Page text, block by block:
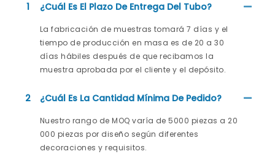
1 ¿Cuál Es El Plazo De Entrega Del Tubo?
La fabricación de muestras tomará 7 días y el
tiempo de producción en masa es de 20 a 30
días hábiles después de que recibamos la
muestra aprobada por el cliente y el depósito.
2 ¿Cuál Es La Cantidad Mínima De Pedido?
Nuestro rango de MOQ varía de 5000 piezas a 20
000 piezas por diseño según diferentes
decoraciones y requisitos.